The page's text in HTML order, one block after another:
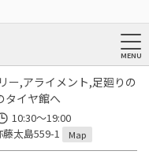
ー,アライメント,足廻りの
タイヤ館へ
10:30～19:00
太島559-1
Map